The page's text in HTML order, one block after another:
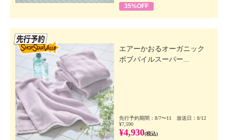
35%OFF
エアーかおるオーガニック
ボブパイルスーパー...
先行予約期間：8/7〜11 放送日：8/12
¥7,590
¥4,930(税込)